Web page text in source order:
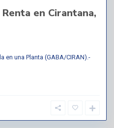
en Cirantana,
en una Planta (GABA/CIRAN).-